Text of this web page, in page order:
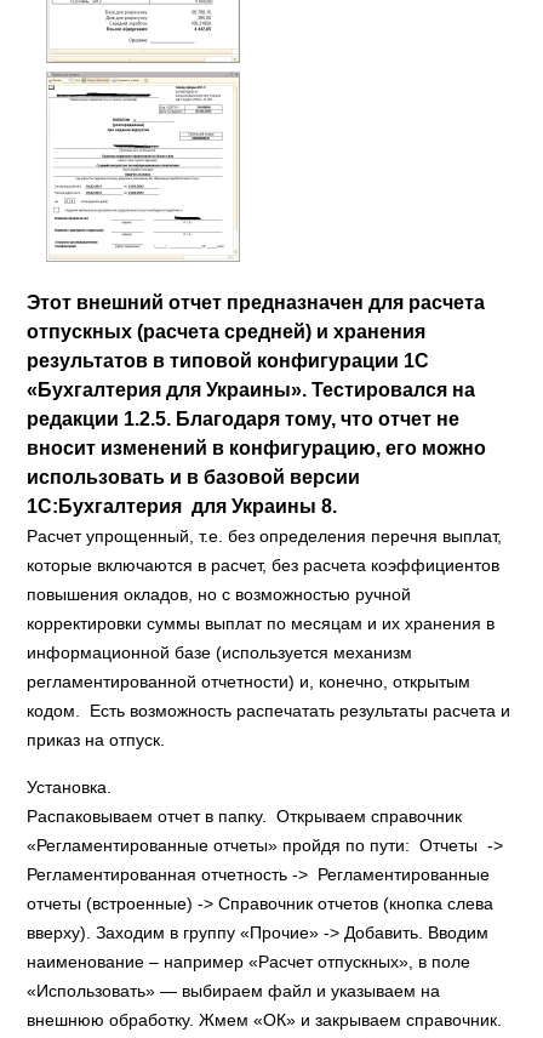
Этот внешний отчет предназначен для расчета
отпускных (расчета средней) и хранения
результатов в типовой конфигурации 1С
«Бухгалтерия для Украины». Тестировался на
редакции 1.2.5. Благодаря тому, что отчет не
вносит изменений в конфигурацию, его можно
использовать и в базовой версии
1С:Бухгалтерия для Украины 8.
Расчет упрощенный, т.е. без определения перечня выплат,
которые включаются в расчет, без расчета коэффициентов
повышения окладов, но с возможностью ручной
корректировки суммы выплат по месяцам и их хранения в
информационной базе (используется механизм
регламентированной отчетности) и, конечно, открытым
кодом. Есть возможность распечатать результаты расчета и
приказ на отпуск.
Установка.
Распаковываем отчет в папку. Открываем справочник
«Регламентированные отчеты» пройдя по пути: Отчеты ->
Регламентированная отчетность -> Регламентированные
отчеты (встроенные) -> Справочник отчетов (кнопка слева
вверху). Заходим в группу «Прочие» -> Добавить. Вводим
наименование – например «Расчет отпускных», в поле
«Использовать» — выбираем файл и указываем на
внешнюю обработку. Жмем «ОК» и закрываем справочник.